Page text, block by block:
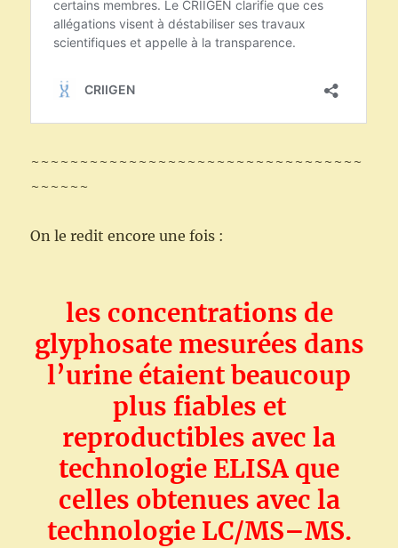
~~~~~~~~~~~~~~~~~~~~~~~~~~~~~~~~~~
~~~~~~
On le redit encore une fois :
les concentrations de
glyphosate mesurées dans
l’urine étaient beaucoup
plus fiables et
reproductibles avec la
technologie ELISA que
celles obtenues avec la
technologie LC/MS–MS.